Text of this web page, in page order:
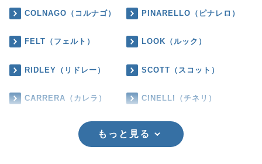
COLNAGO（コルナゴ） PINARELLO（ピナレロ）
FELT（フェルト） LOOK（ルック）
RIDLEY（リドレー） SCOTT（スコット）
CARRERA（カレラ） CINELLI（チネリ）
もっと見る